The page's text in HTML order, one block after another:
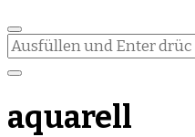
Suchst
du
nach
aquarell